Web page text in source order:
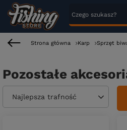
Strona główna Karp Sprzęt
Pozostałe
Zmień sortowanie
Najlepsza trafność